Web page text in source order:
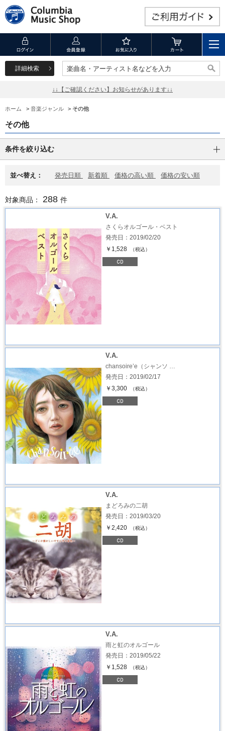
詳細検索 楽曲名・アーティスト名などを入力
楽曲名・アーティスト名などを入力
↓↓【ご確認ください】お知らせがあります↓↓
ホーム > 音楽ジャンル > その他
その他
条件を絞り込む
並べ替え： 発売日順 新着順 価格の高い順 価格の安い順
対象商品： 288 件
V.A.
さくらオルゴール・ベスト
発売日：2019/02/20
￥1,528
（税込）
V.A.
chansoire’e（シャンソ …
発売日：2019/02/17
￥3,300
（税込）
V.A.
まどろみの二胡
発売日：2019/03/20
￥2,420
（税込）
V.A.
雨と虹のオルゴール
発売日：2019/05/22
￥1,528
（税込）